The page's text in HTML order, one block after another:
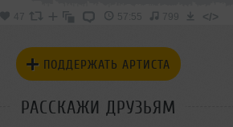
47 57:55 799 </>
ПОДДЕРЖАТЬ АРТИСТА
РАССКАЖИ ДРУЗЬЯМ